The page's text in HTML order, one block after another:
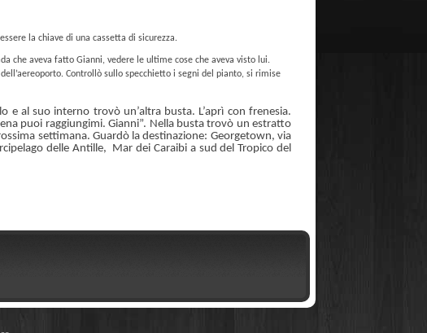
la chiave di una cassetta di sicurezza.
che aveva fatto Gianni, vedere le ultime cose che aveva visto lui.
Controllò sullo specchietto i segni del pianto, si rimise
al suo interno trovò un’altra busta. L’aprì con frenesia.
puoi raggiungimi. Gianni”. Nella busta trovò un estratto
settimana. Guardò la destinazione: Georgetown, via
delle Antille,
Mar dei Caraibi a sud del Tropico del